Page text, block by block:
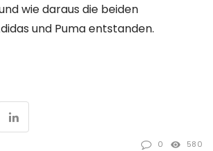
wie daraus die beiden
und Puma entstanden.
0 580